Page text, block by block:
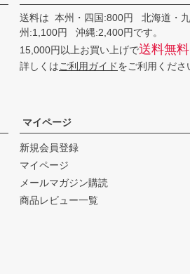
送料は 本州・四国:800円 北海道・九
州:1,100円 沖縄:2,400円です。
15,000円以上お買い上げで送料無料
詳しくはご利用ガイドをご利用くださ
マイページ
新規会員登録
マイページ
メールマガジン購読
商品レビュー一覧